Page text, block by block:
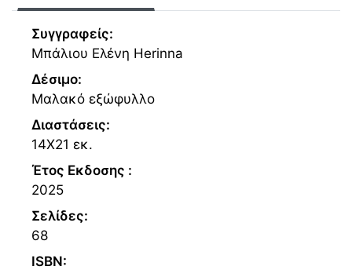
Συγγραφείς:
Μπάλιου Ελένη Herinna
Δέσιμο:
Μαλακό εξώφυλλο
Διαστάσεις:
14Χ21 εκ.
Έτος Εκδοσης :
2025
Σελίδες:
68
ISBN: